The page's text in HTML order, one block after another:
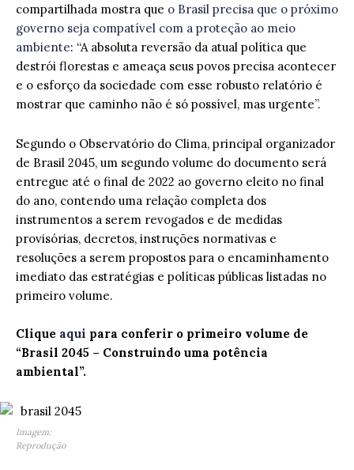
compartilhada mostra que o Brasil precisa que o próximo
governo seja compatível com a proteção ao meio
ambiente: “A absoluta reversão da atual política que
destrói florestas e ameaça seus povos precisa acontecer
e o esforço da sociedade com esse robusto relatório é
mostrar que caminho não é só possível, mas urgente”.
Segundo o Observatório do Clima, principal organizador
de Brasil 2045, um segundo volume do documento será
entregue até o final de 2022 ao governo eleito no final
do ano, contendo uma relação completa dos
instrumentos a serem revogados e de medidas
provisórias, decretos, instruções normativas e
resoluções a serem propostos para o encaminhamento
imediato das estratégias e políticas públicas listadas no
primeiro volume.
Clique aqui para conferir o primeiro volume de
“Brasil 2045 – Construindo uma potência
ambiental”.
Imagem:
Reprodução